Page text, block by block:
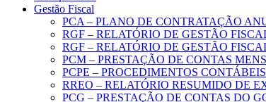
Gestão Fiscal
PCA – PLANO DE CONTRATAÇÃO
RGF – RELATÓRIO DE GESTÃO
RGF – RELATÓRIO DE GESTÃO
PCM – PRESTAÇÃO DE CONTAS
PCPE – PROCEDIMENTOS
RREO – RELATÓRIO RESUMIDO DE
PCG – PRESTAÇÃO DE CONTAS DO